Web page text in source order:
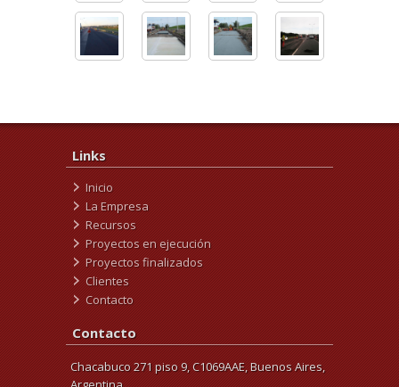
Links
Inicio
La Empresa
Recursos
Proyectos en ejecución
Proyectos finalizados
Clientes
Contacto
Contacto
Chacabuco 271 piso 9, C1069AAE, Buenos Aires,